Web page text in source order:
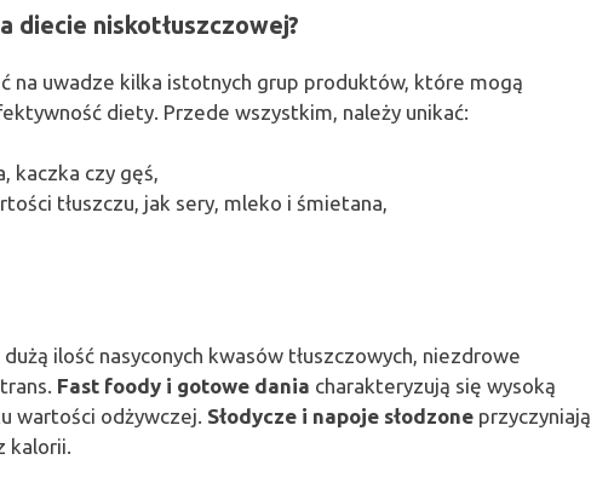
diecie niskotłuszczowej?
na uwadze kilka istotnych grup produktów, które mogą
diety. Przede wszystkim, należy unikać:
kaczka czy gęś,
tłuszczu, jak sery, mleko i śmietana,
ilość nasyconych kwasów tłuszczowych, niezdrowe
Fast foody i gotowe dania charakteryzują się wysoką
wartości odżywczej. Słodycze i napoje słodzone przyczyniają
kalorii.